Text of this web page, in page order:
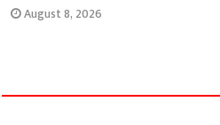
August 8, 2026